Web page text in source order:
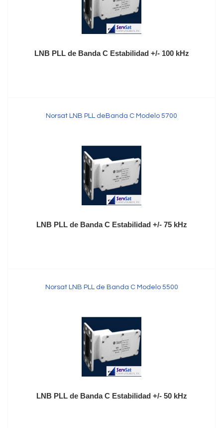
LNB PLL de Banda C Estabilidad +/- 100 kHz
Norsat LNB PLL deBanda C Modelo 5700
LNB PLL de Banda C Estabilidad +/- 75 kHz
Norsat LNB PLL de Banda C Modelo 5500
LNB PLL de Banda C Estabilidad +/- 50 kHz